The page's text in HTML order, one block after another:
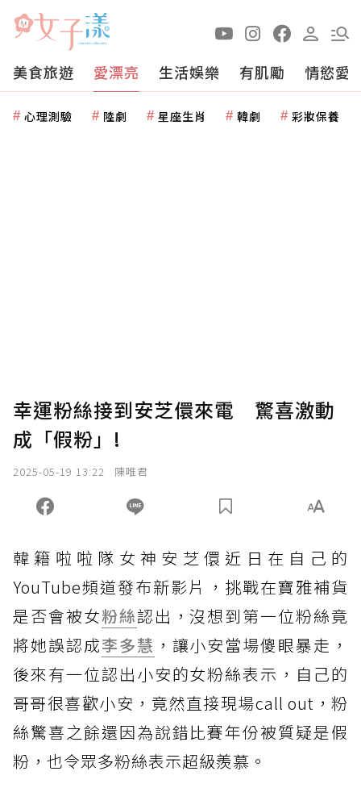
美食旅遊 愛漂亮 生活娛樂 有肌勵 情慾愛
心理測驗 陸劇 星座生肖 韓劇 彩妝保養
幸運粉絲接到安芝儇來電 驚喜激動
成「假粉」!
2025-05-19 13:22 陳唯君
韓籍啦啦隊女神安芝儇近日在自己的
YouTube頻道發布新影片，挑戰在寶雅補貨
是否會被女粉絲認出，沒想到第一位粉絲竟
將她誤認成李多慧 ，讓小安當場傻眼暴走，
後來有一位認出小安的女粉絲表示，自己的
哥哥很喜歡小安，竟然直接現場call out，粉
絲驚喜之餘還因為說錯比賽年份被質疑是假
粉，也令眾多粉絲表示超級羨慕。